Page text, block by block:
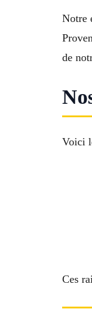
Notre
de
Voici
Ces